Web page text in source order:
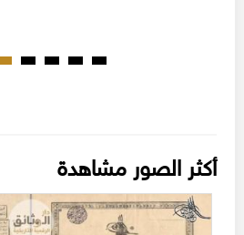
أكثر الصور مشاهدة